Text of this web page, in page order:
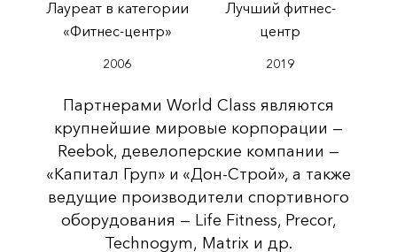
Лауреат в категории
«Фитнес‑центр»
2006
Лучший фитнес-
центр
2019
Партнерами World Class являются
крупнейшие мировые корпорации —
Reebok, девелоперские компании —
«Капитал Груп» и «Дон-Строй», а также
ведущие производители спортивного
оборудования — Life Fitness, Precor,
Technogym, Matrix и др.